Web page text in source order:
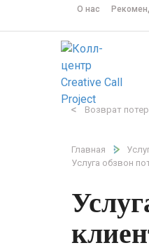
О нас
< Возврат
Главная
Услуга обзвон